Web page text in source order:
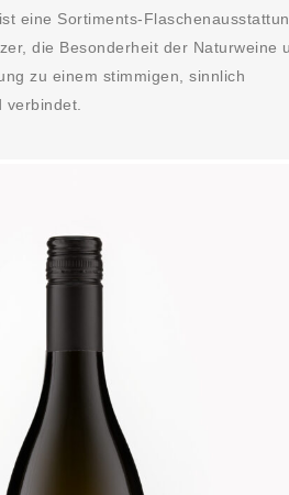
eine Sortiments-
die Besonderheit der Naturweine
zu einem stimmigen, sinnlich